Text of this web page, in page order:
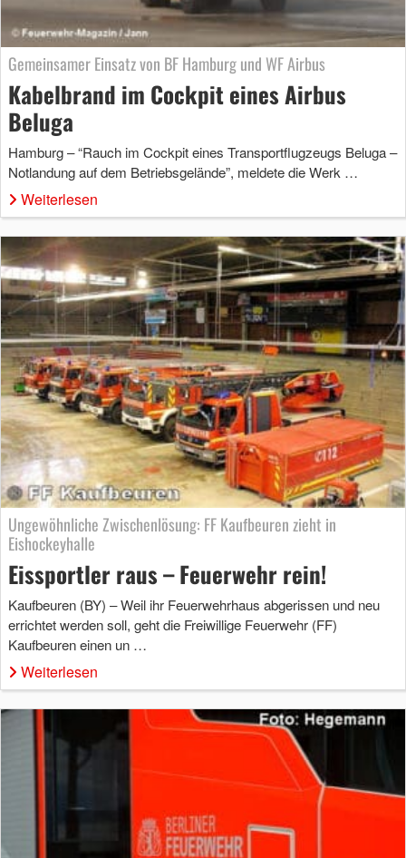
Gemeinsamer Einsatz von BF Hamburg und WF Airbus
Kabelbrand im Cockpit eines Airbus
Beluga
Hamburg – “Rauch im Cockpit eines Transportflugzeugs Beluga –
Notlandung auf dem Betriebsgelände”, meldete die Werk …
Weiterlesen
Ungewöhnliche Zwischenlösung: FF Kaufbeuren zieht in
Eishockeyhalle
Eissportler raus – Feuerwehr rein!
Kaufbeuren (BY) – Weil ihr Feuerwehrhaus abgerissen und neu
errichtet werden soll, geht die Freiwillige Feuerwehr (FF)
Kaufbeuren einen un …
Weiterlesen